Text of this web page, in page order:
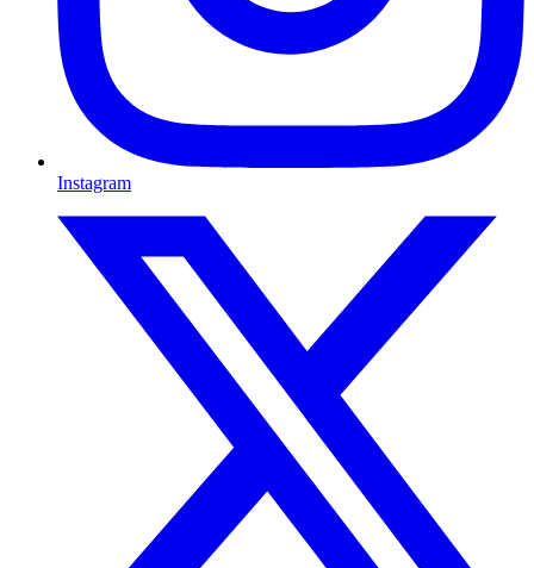
Instagram